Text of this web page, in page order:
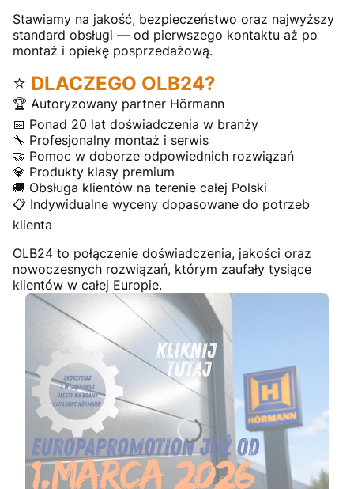
Stawiamy na jakość, bezpieczeństwo oraz najwyższy
standard obsługi — od pierwszego kontaktu aż po
montaż i opiekę posprzedażową.
⭐ DLACZEGO OLB24?
🏆 Autoryzowany partner Hörmann
📅 Ponad 20 lat doświadczenia w branży
🔧 Profesjonalny montaż i serwis
🤝 Pomoc w doborze odpowiednich rozwiązań
💎 Produkty klasy premium
🚚 Obsługa klientów na terenie całej Polski
📋 Indywidualne wyceny dopasowane do potrzeb
klienta
OLB24 to połączenie doświadczenia, jakości oraz
nowoczesnych rozwiązań, którym zaufały tysiące
klientów w całej Europie.